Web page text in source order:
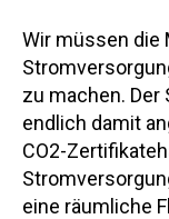
Wir müssen die
zu machen. Der
endlich damit
CO2-
eine räumliche